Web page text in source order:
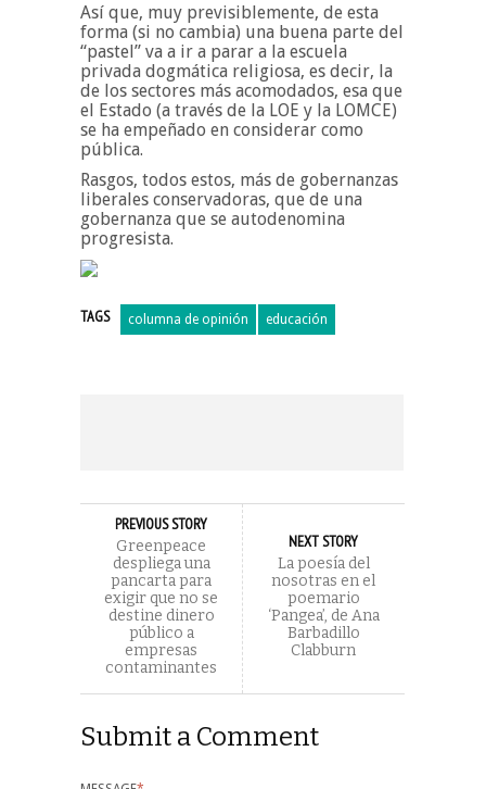
Así que, muy previsiblemente, de esta
forma (si no cambia) una buena parte del
“pastel” va a ir a parar a la escuela
privada dogmática religiosa, es decir, la
de los sectores más acomodados, esa que
el Estado (a través de la LOE y la LOMCE)
se ha empeñado en considerar como
pública.
Rasgos, todos estos, más de gobernanzas
liberales conservadoras, que de una
gobernanza que se autodenomina
progresista.
TAGS columna de opinión educación
PREVIOUS STORY
Greenpeace
despliega una
pancarta para
exigir que no se
destine dinero
público a
empresas
contaminantes
NEXT STORY
La poesía del
nosotras en el
poemario
‘Pangea’, de Ana
Barbadillo
Clabburn
Submit a Comment